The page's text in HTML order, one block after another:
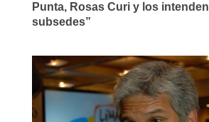
Punta, Rosas Curi y los
subsedes”